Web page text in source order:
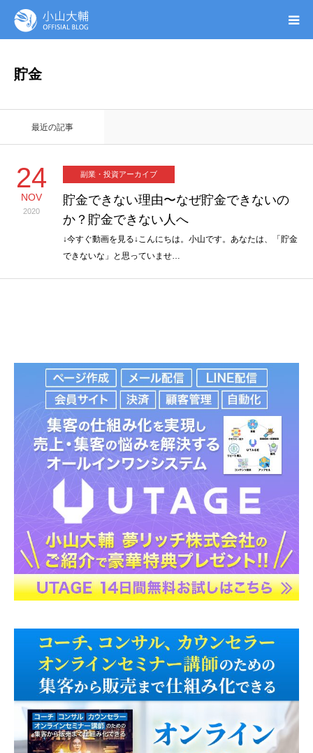
貯金
最近の記事
24
NOV
2020
副業・投資アーカイブ
貯金できない理由〜なぜ貯金できないの
か？貯金できない人へ
↓今すぐ動画を見る↓こんにちは。小山です。あなたは、「貯金
できないな」と思っていませ…
無料ガイドブック
オンシク本
プロフィール